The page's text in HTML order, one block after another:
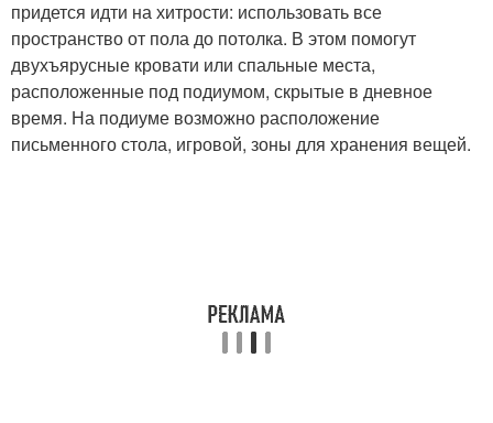
придется идти на хитрости: использовать все
пространство от пола до потолка. В этом помогут
двухъярусные кровати или спальные места,
расположенные под подиумом, скрытые в дневное
время. На подиуме возможно расположение
письменного стола, игровой, зоны для хранения вещей.